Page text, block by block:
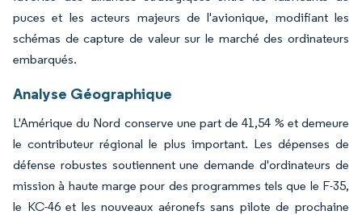
puces et les acteurs majeurs de l'avionique, modifiant les
schémas de capture de valeur sur le marché des ordinateurs
embarqués.
Analyse Géographique
L'Amérique du Nord conserve une part de 41,54 % et demeure
le contributeur régional le plus important. Les dépenses de
défense robustes soutiennent une demande d'ordinateurs de
mission à haute marge pour des programmes tels que le F-35,
le KC-46 et les nouveaux aéronefs sans pilote de prochaine